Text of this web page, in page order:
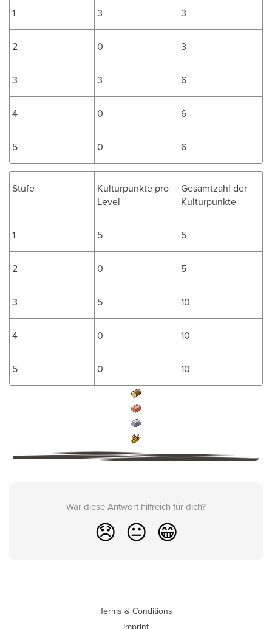
1 3 3
2 0 3
3 3 6
4 0 6
5 0 6
Stufe
Kulturpunkte pro
Level
Gesamtzahl der
Kulturpunkte
1 5 5
2 0 5
3 5 10
4 0 10
5 0 10
War diese Antwort hilfreich für dich?
😞 😐 😁
Terms & Conditions